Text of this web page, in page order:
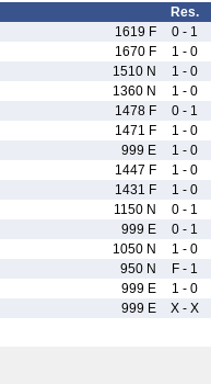
Res.
1619 F 0 - 1
1670 F 1 - 0
1510 N 1 - 0
1360 N 1 - 0
1478 F 0 - 1
1471 F 1 - 0
999 E 1 - 0
1447 F 1 - 0
1431 F 1 - 0
1150 N 0 - 1
999 E 0 - 1
1050 N 1 - 0
950 N F - 1
999 E 1 - 0
999 E X - X